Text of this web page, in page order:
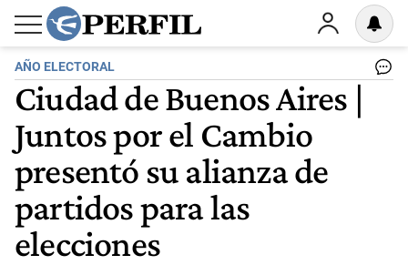
AÑO ELECTORAL
Ciudad de Buenos Aires |
Juntos por el Cambio
presentó su alianza de
partidos para las
elecciones